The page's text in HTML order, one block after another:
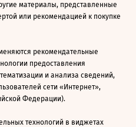
материалы, представленные
или рекомендацией к покупке
рекомендательные
предоставления
и анализа сведений,
сети «Интернет»,
Федерации).
технологий в виджетах